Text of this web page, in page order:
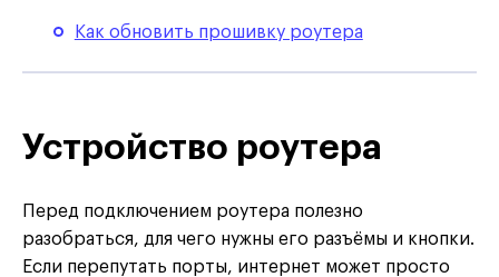
Как обновить прошивку роутера
Устройство роутера
Перед подключением роутера полезно
разобраться, для чего нужны его разъёмы и кнопки.
Если перепутать порты, интернет может просто